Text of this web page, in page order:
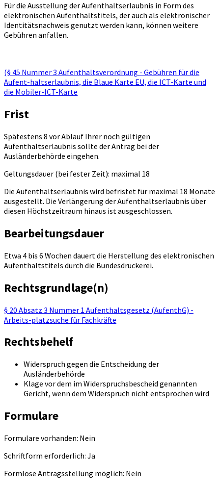
Für die Ausstellung der Aufenthaltserlaubnis in Form des
elektronischen Aufenthaltstitels, der auch als elektronischer
Identitätsnachweis genutzt werden kann, können weitere
Gebühren anfallen.
(§ 45 Nummer 3 Aufenthaltsverordnung - Gebühren für die
Aufent-haltserlaubnis, die Blaue Karte EU, die ICT-Karte und
die Mobiler-ICT-Karte
Frist
Spätestens 8 vor Ablauf Ihrer noch gültigen
Aufenthaltserlaubnis sollte der Antrag bei der
Ausländerbehörde eingehen.
Geltungsdauer (bei fester Zeit): maximal 18
Die Aufenthaltserlaubnis wird befristet für maximal 18 Monate
ausgestellt. Die Verlängerung der Aufenthaltserlaubnis über
diesen Höchstzeitraum hinaus ist ausgeschlossen.
Bearbeitungsdauer
Etwa 4 bis 6 Wochen dauert die Herstellung des elektronischen
Aufenthaltstitels durch die Bundesdruckerei.
Rechtsgrundlage(n)
§ 20 Absatz 3 Nummer 1 Aufenthaltsgesetz (AufenthG) -
Arbeits-platzsuche für Fachkräfte
Rechtsbehelf
Widerspruch gegen die Entscheidung der
Ausländerbehörde
Klage vor dem im Widerspruchsbescheid genannten
Gericht, wenn dem Widerspruch nicht entsprochen wird
Formulare
Formulare vorhanden: Nein
Schriftform erforderlich: Ja
Formlose Antragsstellung möglich: Nein